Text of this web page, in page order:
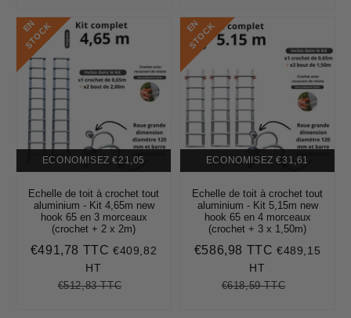
E
N
S
T
O
C
K
ECONOMISEZ €21,05
Echelle de toit à crochet tout
aluminium - Kit 4,65m new
hook 65 en 3 morceaux
(crochet + 2 x 2m)
Prix
€491,78 TTC €491,78
€409,82
HT
Prix
€512,83 TTC€512,83
E
N
S
T
O
C
K
ECONOMISEZ €31,61
Echelle de toit à crochet tout
aluminium - Kit 5,15m new
hook 65 en 4 morceaux
(crochet + 3 x 1,50m)
Prix
€586,98 TTC €586,98
€489,15
HT
Prix
€618,59 TTC€618,59